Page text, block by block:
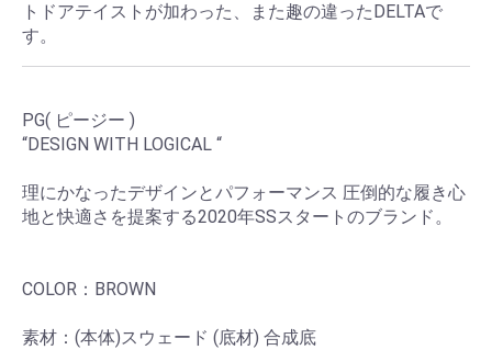
トドアテイストが加わった、また趣の違ったDELTAで
す。
PG( ピージー )
“DESIGN WITH LOGICAL “
理にかなったデザインとパフォーマンス 圧倒的な履き心
地と快適さを提案する2020年SSスタートのブランド。
COLOR：BROWN
素材：(本体)スウェード (底材) 合成底